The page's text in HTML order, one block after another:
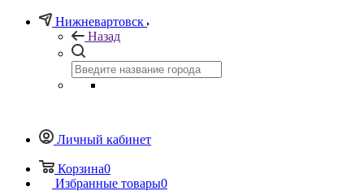
Нижневартовск
Назад
Личный кабинет
Корзина0
Избранные товары0